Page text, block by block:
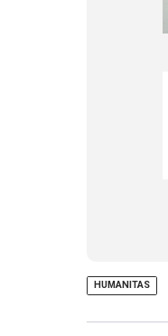
HUMANITAS